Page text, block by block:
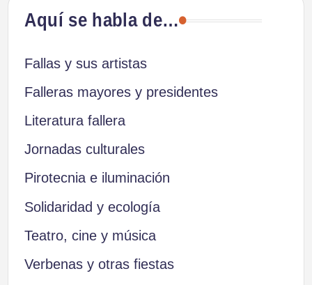
Aquí se habla de…
Fallas y sus artistas
Falleras mayores y presidentes
Literatura fallera
Jornadas culturales
Pirotecnia e iluminación
Solidaridad y ecología
Teatro, cine y música
Verbenas y otras fiestas